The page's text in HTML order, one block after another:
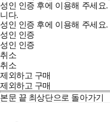
성인 인증 후에 이용해 주세요.
니다.
성인 인증 후에 이용해 주세요.
성인 인증
성인 인증
취소
취소
제외하고 구매
제외하고 구매
본문 끝 최상단으로 돌아가기